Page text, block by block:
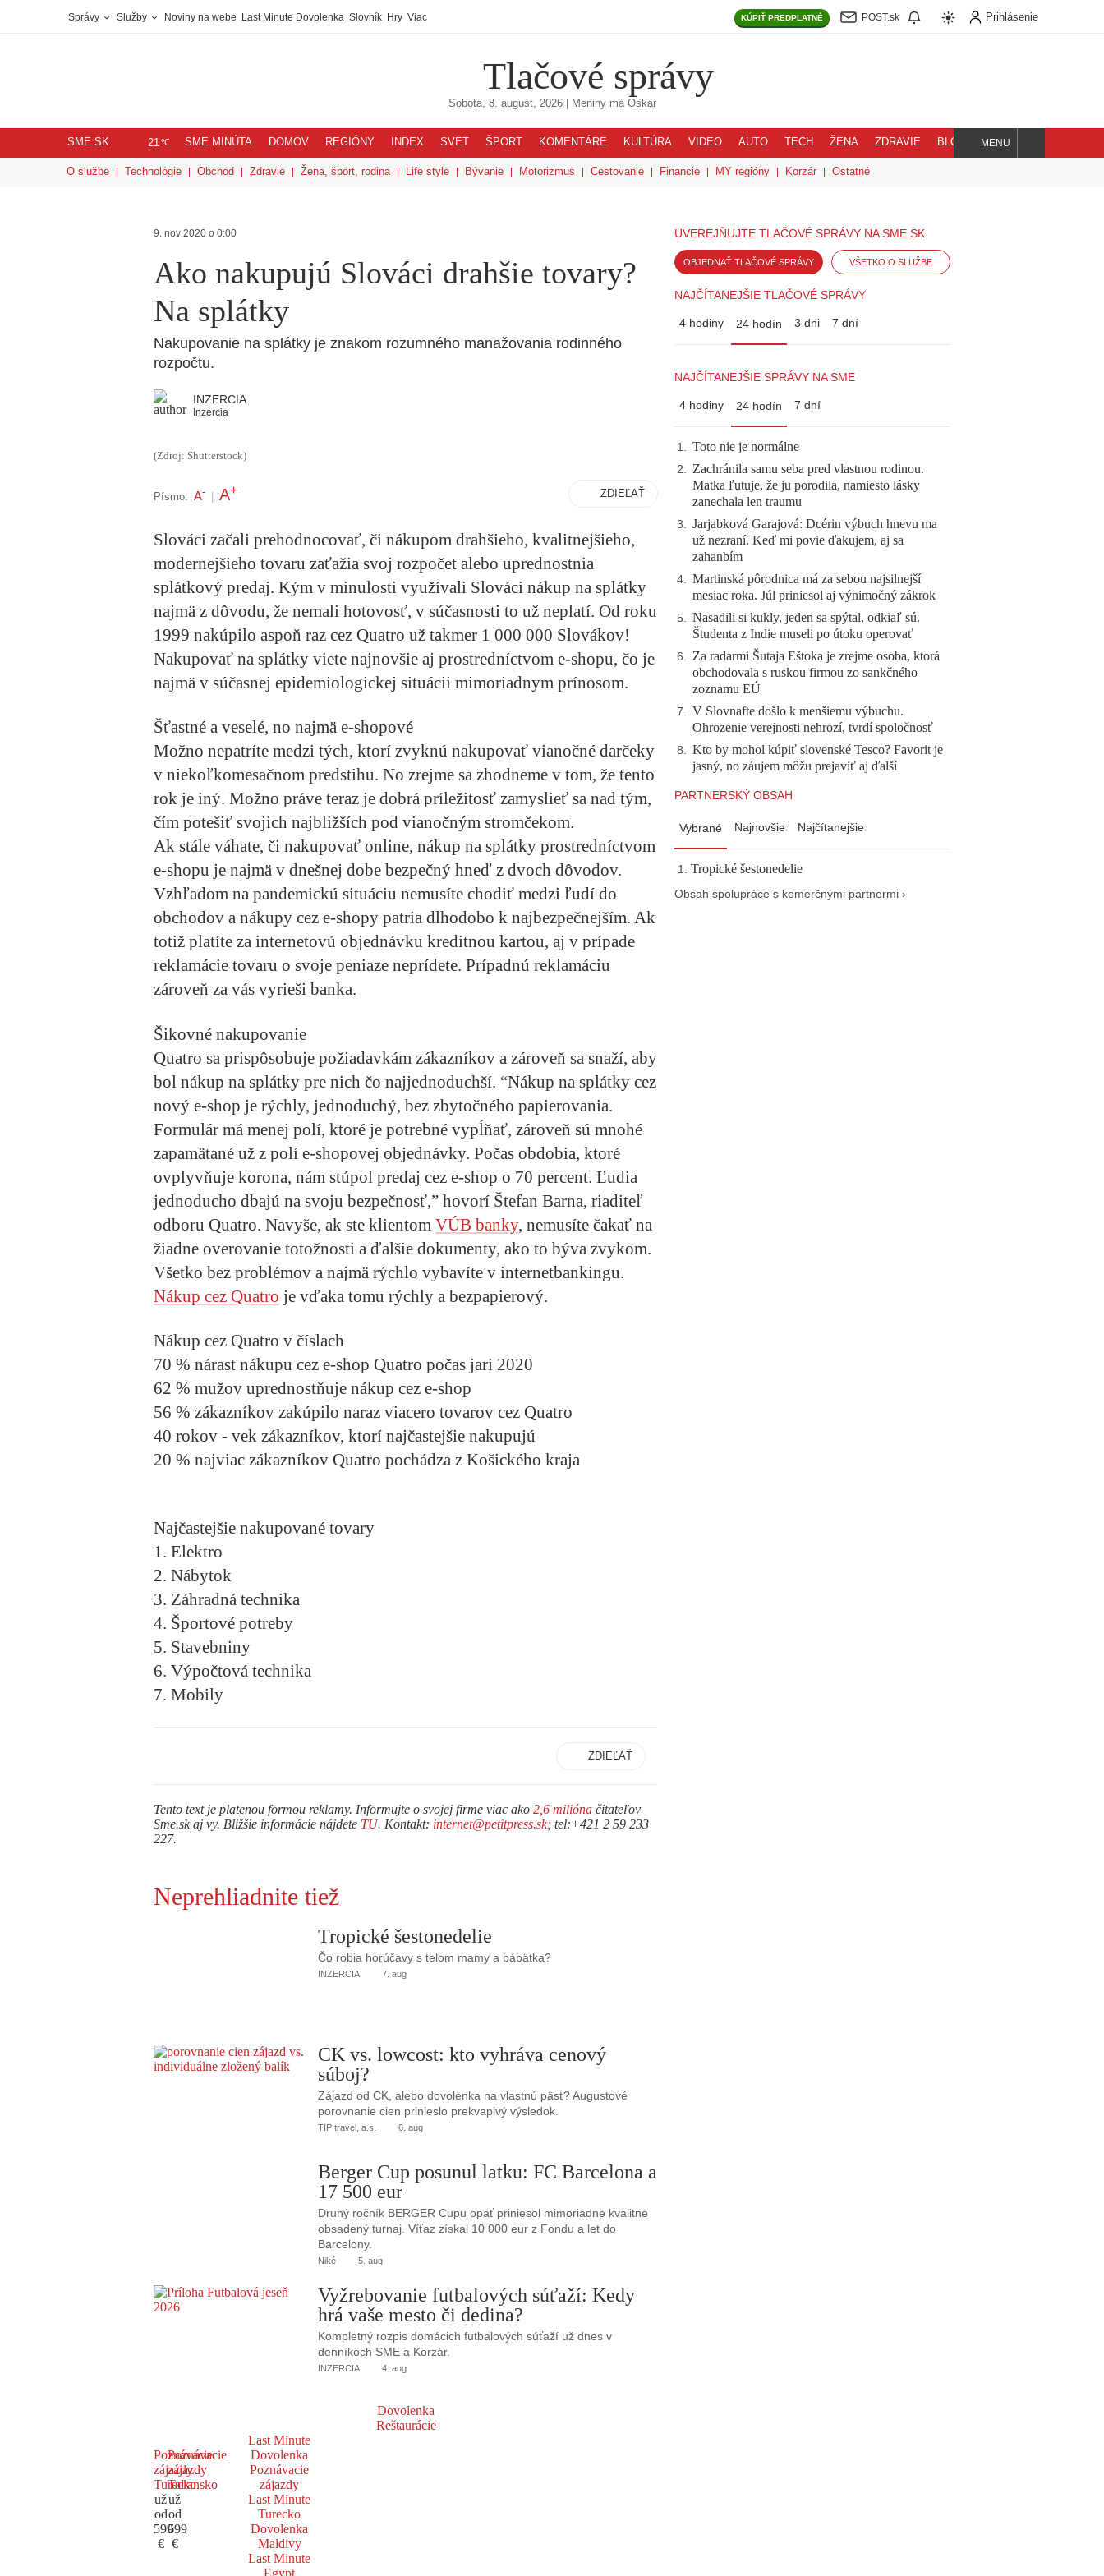
Správy Služby Noviny na webe Last Minute Dovolenka Slovník Hry Viac KÚPIŤ PREDPLATNÉ POST.sk Prihlásenie
Tlačové správy
Sobota, 8. august, 2026| Meniny má Oskar
SME.SK 21℃ SME MINÚTA DOMOV REGIÓNY INDEX SVET ŠPORT KOMENTÁRE KULTÚRA VIDEO AUTO TECH ŽENA ZDRAVIE BLOG
Hľadaj
MENU
O službe Technológie Obchod Zdravie Žena, šport, rodina Life style Bývanie Motorizmus Cestovanie Financie MY regióny Korzár Ostatné
9. nov 2020 o 0:00
Ako nakupujú Slováci drahšie tovary?
Na splátky
Nakupovanie na splátky je znakom rozumného manažovania rodinného
rozpočtu.
INZERCIA
Inzercia
(Zdroj: Shutterstock)
Písmo: A- A+ ZDIEĽAŤ
Slováci začali prehodnocovať, či nákupom drahšieho, kvalitnejšieho,
modernejšieho tovaru zaťažia svoj rozpočet alebo uprednostnia
splátkový predaj. Kým v minulosti využívali Slováci nákup na splátky
najmä z dôvodu, že nemali hotovosť, v súčasnosti to už neplatí. Od roku
1999 nakúpilo aspoň raz cez Quatro už takmer 1 000 000 Slovákov!
Nakupovať na splátky viete najnovšie aj prostredníctvom e-shopu, čo je
najmä v súčasnej epidemiologickej situácii mimoriadnym prínosom.
Šťastné a veselé, no najmä e-shopové
Možno nepatríte medzi tých, ktorí zvyknú nakupovať vianočné darčeky
v niekoľkomesačnom predstihu. No zrejme sa zhodneme v tom, že tento
rok je iný. Možno práve teraz je dobrá príležitosť zamyslieť sa nad tým,
čím potešiť svojich najbližších pod vianočným stromčekom.
Ak stále váhate, či nakupovať online, nákup na splátky prostredníctvom
e-shopu je najmä v dnešnej dobe bezpečný hneď z dvoch dôvodov.
Vzhľadom na pandemickú situáciu nemusíte chodiť medzi ľudí do
obchodov a nákupy cez e-shopy patria dlhodobo k najbezpečnejším. Ak
totiž platíte za internetovú objednávku kreditnou kartou, aj v prípade
reklamácie tovaru o svoje peniaze neprídete. Prípadnú reklamáciu
zároveň za vás vyrieši banka.
Šikovné nakupovanie
Quatro sa prispôsobuje požiadavkám zákazníkov a zároveň sa snaží, aby
bol nákup na splátky pre nich čo najjednoduchší. “Nákup na splátky cez
nový e-shop je rýchly, jednoduchý, bez zbytočného papierovania.
Formulár má menej polí, ktoré je potrebné vypĺňať, zároveň sú mnohé
zapamätané už z polí e-shopovej objednávky. Počas obdobia, ktoré
ovplyvňuje korona, nám stúpol predaj cez e-shop o 70 percent. Ľudia
jednoducho dbajú na svoju bezpečnosť,” hovorí Štefan Barna, riaditeľ
odboru Quatro. Navyše, ak ste klientom VÚB banky, nemusíte čakať na
žiadne overovanie totožnosti a ďalšie dokumenty, ako to býva zvykom.
Všetko bez problémov a najmä rýchlo vybavíte v internetbankingu.
Nákup cez Quatro je vďaka tomu rýchly a bezpapierový.
Nákup cez Quatro v číslach
70 % nárast nákupu cez e-shop Quatro počas jari 2020
62 % mužov uprednostňuje nákup cez e-shop
56 % zákazníkov zakúpilo naraz viacero tovarov cez Quatro
40 rokov - vek zákazníkov, ktorí najčastejšie nakupujú
20 % najviac zákazníkov Quatro pochádza z Košického kraja
Najčastejšie nakupované tovary
1. Elektro
2. Nábytok
3. Záhradná technika
4. Športové potreby
5. Stavebniny
6. Výpočtová technika
7. Mobily
ZDIEĽAŤ
Tento text je platenou formou reklamy. Informujte o svojej firme viac ako 2,6 milióna čitateľov
Sme.sk aj vy. Bližšie informácie nájdete TU. Kontakt: internet@petitpress.sk; tel:+421 2 59 233
227.
UVEREJŇUJTE TLAČOVÉ SPRÁVY NA SME.SK
OBJEDNAŤ TLAČOVÉ SPRÁVY VŠETKO O SLUŽBE
NAJČÍTANEJŠIE TLAČOVÉ SPRÁVY
4 hodiny 24 hodín 3 dni 7 dní
NAJČÍTANEJŠIE SPRÁVY NA SME
4 hodiny 24 hodín 7 dní
1. Toto nie je normálne
2. Zachránila samu seba pred vlastnou rodinou.
Matka ľutuje, že ju porodila, namiesto lásky
zanechala len traumu
3. Jarjabková Garajová: Dcérin výbuch hnevu ma
už nezraní. Keď mi povie ďakujem, aj sa
zahanbím
4. Martinská pôrodnica má za sebou najsilnejší
mesiac roka. Júl priniesol aj výnimočný zákrok
5. Nasadili si kukly, jeden sa spýtal, odkiaľ sú.
Študenta z Indie museli po útoku operovať
6. Za radarmi Šutaja Eštoka je zrejme osoba, ktorá
obchodovala s ruskou firmou zo sankčného
zoznamu EÚ
7. V Slovnafte došlo k menšiemu výbuchu.
Ohrozenie verejnosti nehrozí, tvrdí spoločnosť
8. Kto by mohol kúpiť slovenské Tesco? Favorit je
jasný, no záujem môžu prejaviť aj ďalší
PARTNERSKÝ OBSAH
Vybrané Najnovšie Najčítanejšie
Tropické šestonedelie
Obsah spolupráce s komerčnými partnermi ›
Neprehliadnite tiež
Tropické šestonedelie
Čo robia horúčavy s telom mamy a bábätka?
INZERCIA 7. aug
CK vs. lowcost: kto vyhráva cenový
súboj?
Zájazd od CK, alebo dovolenka na vlastnú päsť? Augustové
porovnanie cien prinieslo prekvapivý výsledok.
TIP travel, a.s. 6. aug
Berger Cup posunul latku: FC Barcelona a
17 500 eur
Druhý ročník BERGER Cupu opäť priniesol mimoriadne kvalitne
obsadený turnaj. Víťaz získal 10 000 eur z Fondu a let do
Barcelony.
Niké 5. aug
Vyžrebovanie futbalových súťaží: Kedy
hrá vaše mesto či dedina?
Kompletný rozpis domácich futbalových súťaží už dnes v
denníkoch SME a Korzár.
INZERCIA 4. aug
Dovolenka
Reštaurácie
Poznávacie
zájazdy
Turecko
už
od
599
€
Poznávacie
zájazdy
Taliansko
už
od
699
€
Last Minute
Dovolenka
Poznávacie
zájazdy
Last Minute
Turecko
Dovolenka
Maldivy
Last Minute
Egypt